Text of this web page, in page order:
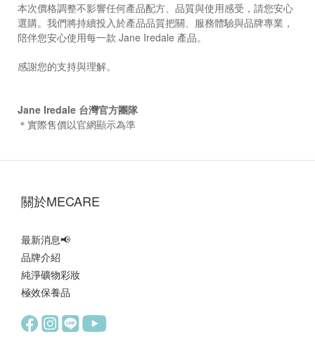
本次價格調整不影響任何產品配方、品質與使用感受，請您安心
選購。我們將持續投入於產品品質把關、服務體驗與品牌專業，
陪伴您安心使用每一款 Jane Iredale 產品。
感謝您的支持與理解。
Jane Iredale 台灣官方團隊
＊實際售價以官網顯示為準
‎關於MECARE‎
最新消息📢
品牌介紹
純淨礦物彩妝
極效保養品